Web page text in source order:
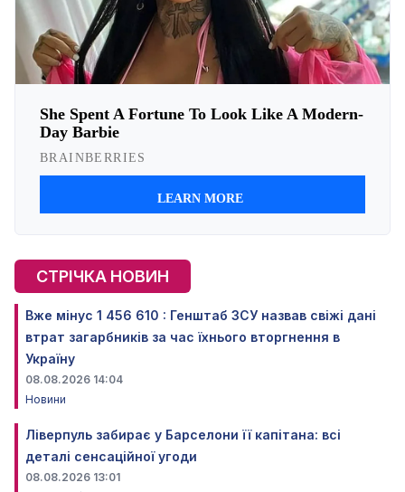
СТРІЧКА НОВИН
Вже мінус 1 456 610 : Генштаб ЗСУ назвав свіжі дані
втрат загарбників за час їхнього вторгнення в
Україну
08.08.2026 14:04
Новини
Ліверпуль забирає у Барселони її капітана: всі
деталі сенсаційної угоди
08.08.2026 13:01